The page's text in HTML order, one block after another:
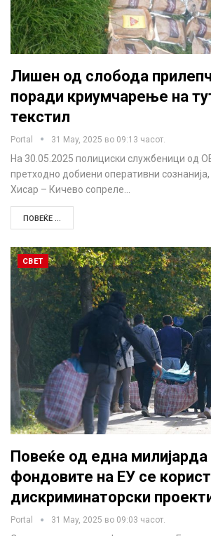
Лишен од слобода
поради криумчарење на
текстил
Portal 31 May, 2025 во 09:13 часот.
На 30.05.2025 полициски службеници од
претходно добиени оперативни
Хисар – Кичево сопреле…
ПОВЕЌЕ ...
СВЕТ
Повеќе од една
фондовите на ЕУ се
дискриминаторски
Portal 31 May, 2025 во 09:03 часот.